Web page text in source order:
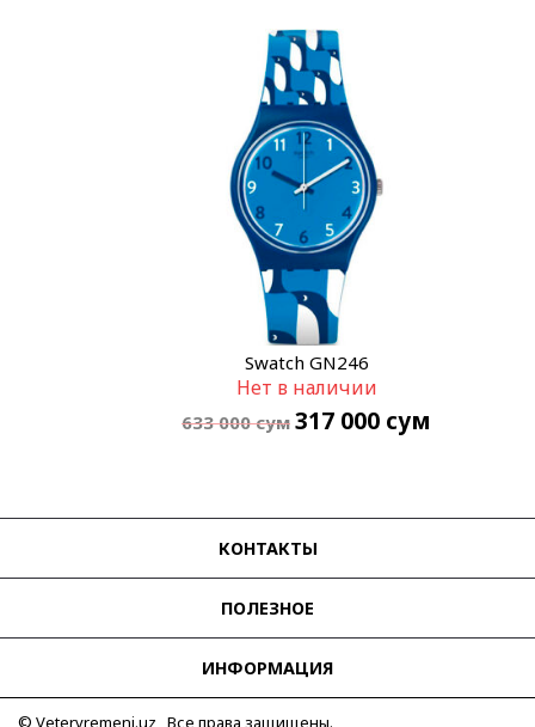
Swatch GN246
Нет в наличии
633 000сум 317 000 сум
КОНТАКТЫ
ПОЛЕЗНОЕ
ИНФОРМАЦИЯ
© Vetervremeni.uz Все права защищены.